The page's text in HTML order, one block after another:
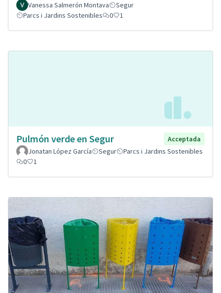
Vanessa Salmerón Montava
Segur
Parcs i Jardins Sostenibles
0 1
Pulmón verde en Segur
Acceptada
Jonatan López García
Segur
Parcs i Jardins Sostenibles
0
1